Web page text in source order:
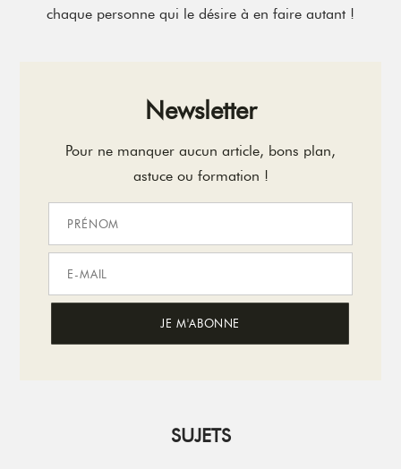
chaque personne qui le désire à en faire autant !
Newsletter
Pour ne manquer aucun article, bons plan,
astuce ou formation !
SUJETS